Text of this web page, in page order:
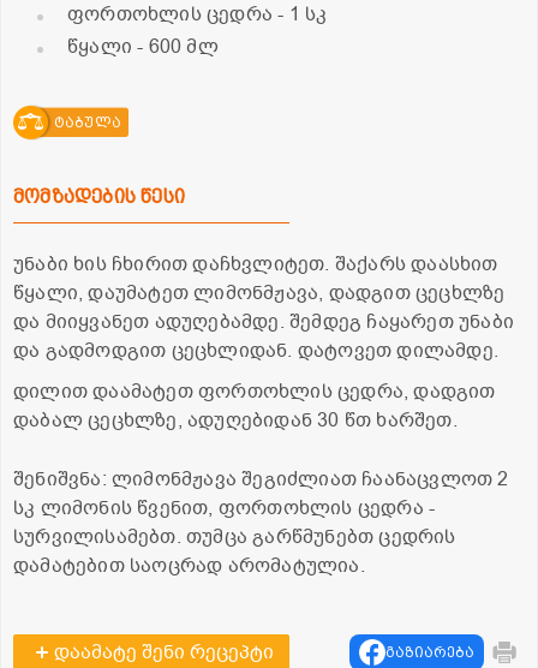
ფორთოხლის ცედრა- 1 სკ
წყალი- 600 მლ
ტაბულა
მომზადების წესი
უნაბი ხის ჩხირით დაჩხვლიტეთ. შაქარს დაასხით
წყალი, დაუმატეთ ლიმონმჟავა, დადგით ცეცხლზე
და მიიყვანეთ ადუღებამდე. შემდეგ ჩაყარეთ უნაბი
და გადმოდგით ცეცხლიდან. დატოვეთ დილამდე.
დილით დაამატეთ ფორთოხლის ცედრა, დადგით
დაბალ ცეცხლზე, ადუღებიდან 30 წთ ხარშეთ.
შენიშვნა: ლიმონმჟავა შეგიძლიათ ჩაანაცვლოთ 2
სკ ლიმონის წვენით, ფორთოხლის ცედრა -
სურვილისამებთ. თუმცა გარწმუნებთ ცედრის
დამატებით საოცრად არომატულია.
დაამატე შენი რეცეპტი გაზიარება